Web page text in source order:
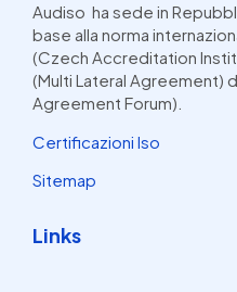
Audiso ha sede in
base alla norma
(Czech Accreditation
(Multi Lateral Agreement)
Agreement Forum).
Certificazioni Iso
Sitemap
Links